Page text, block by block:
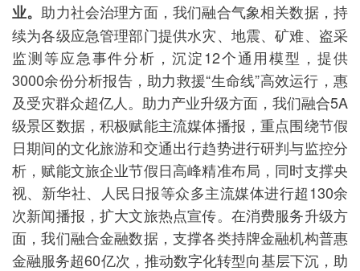
业。助力社会治理方面，我们融合气象相关数据，持
续为各级应急管理部门提供水灾、地震、矿难、盗采
监测等应急事件分析，沉淀12个通用模型，提供
3000余份分析报告，助力救援“生命线”高效运行，惠
及受灾群众超亿人。助力产业升级方面，我们融合5A
级景区数据，积极赋能主流媒体播报，重点围绕节假
日期间的文化旅游和交通出行趋势进行研判与监控分
析，赋能文旅企业节假日高峰精准布局，同时支撑央
视、新华社、人民日报等众多主流媒体进行超130余
次新闻播报，扩大文旅热点宣传。在消费服务升级方
面，我们融合金融数据，支撑各类持牌金融机构普惠
金融服务超60亿次，推动数字化转型向基层下沉，助